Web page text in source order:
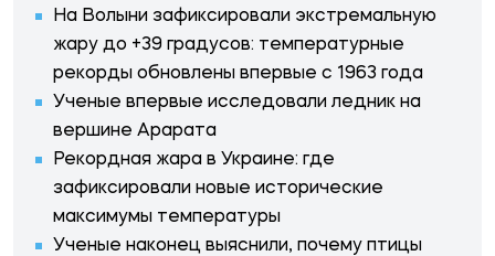
На Волыни зафиксировали экстремальную
жару до +39 градусов: температурные
рекорды обновлены впервые с 1963 года
Ученые впервые исследовали ледник на
вершине Арарата
Рекордная жара в Украине: где
зафиксировали новые исторические
максимумы температуры
Ученые наконец выяснили, почему птицы